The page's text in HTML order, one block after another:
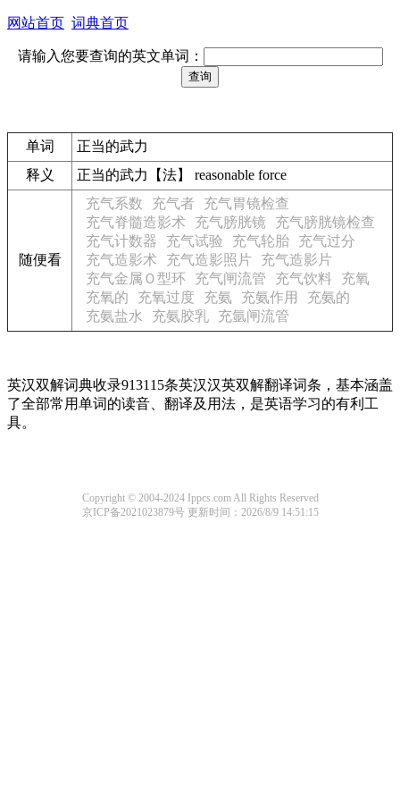
网站首页 词典首页
请输入您要查询的英文单词：
单词
正当的武力
释义
正当的武力【法】 reasonable force
随便看
充气系数 充气者
充气胃镜检查
充气脊髓造影术
充气膀胱镜
充气膀胱镜检查
充气计数器
充气试验 充气轮胎
充气过分
充气造影术
充气造影照片
充气造影片
充气金属Ｏ型环
充气闸流管 充气饮料
充氧
充氧的
充氧过度 充氨 充氨作用
充氨的
充氨盐水
充氨胶乳 充氩闸流管
英汉双解词典收录913115条英汉汉英双解翻译词条，基本涵盖
了全部常用单词的读音、翻译及用法，是英语学习的有利工
具。
Copyright © 2004-2024 Ippcs.com All Rights Reserved
京ICP备2021023879号 更新时间：2026/8/9 14:51:15